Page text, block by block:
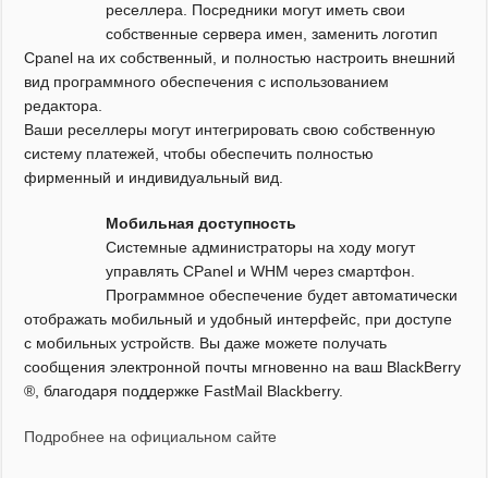
реселлера. Посредники могут иметь свои
собственные сервера имен, заменить логотип
Cpanel на их собственный, и полностью настроить внешний
вид программного обеспечения с использованием
редактора.
Ваши реселлеры могут интегрировать свою собственную
систему платежей, чтобы обеспечить полностью
фирменный и индивидуальный вид.
Мобильная доступность
Системные администраторы на ходу могут
управлять CPanel и WHM через смартфон.
Программное обеспечение будет автоматически
отображать мобильный и удобный интерфейс, при доступе
с мобильных устройств. Вы даже можете получать
сообщения электронной почты мгновенно на ваш BlackBerry
®, благодаря поддержке FastMail Blackberry.
Подробнее на официальном сайте